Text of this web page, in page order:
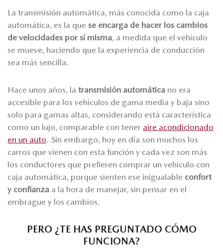
La transmisión automática, más conocida como la caja
automática, es la que se encarga de hacer los cambios
de velocidades por sí misma, a medida que el vehículo
se mueve, haciendo que la experiencia de conducción
sea más sencilla.
Hace unos años, la transmisión automática no era
accesible para los vehículos de gama media y baja sino
solo para gamas altas, considerando está característica
como un lujo, comparable con tener aire acondicionado
en un auto. Sin embargo, hoy en día son muchos los
carros que vienen con esta función y cada vez son más
los conductores que prefieren comprar un vehículo con
caja automática, porque sienten ese inigualable confort
y confianza a la hora de manejar, sin pensar en el
embrague y los cambios.
PERO ¿TE HAS PREGUNTADO CÓMO
FUNCIONA?